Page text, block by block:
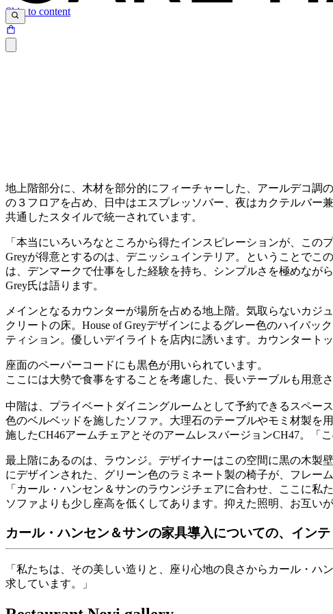
Skip to content
地上階部分に、木材を部分的にフィーチャーした、アールデコ調
の３フロアを占め、日中はエスプレッソバー、夜はカクテルバー
共通したスタイルで統一されています。
「本当にいろいろなところから得たインスピレーションが、こ
Greyが得意とするのは、デニッシュインテリア。ということで
は、デンマークで仕事をした経験を持ち、シンプルさを極めな
Grey氏は語ります。
メインとなるカウンターが場所を占める地上階。気取らないカ
クリートの床。House of Greyデザインによるグレー色のハイバ
ティション。優しいデイライトを店内に誘います。カウンタート
座面のペーパーコードにも黒色が用いられています。
ここには大勢で食事をすることを考慮した、長いテーブルも用意
中階は、プライベートダイニングルームとして予約できるスペー
色のベルベッドを施したソファ。大理石のテーブルやモミ材製を
施したCH46アームチェアとそのアームレスバージョンCH47。「
最上階にあるのは、ラウンジ。デザイナーはこの空間に黒の木製
にデザインされた、グリーン色のラミネート製の椅子が、フレー
「カール・ハンセン＆サンのラウンジチェアに合わせ、ここに
ソファよりも少し座高を低くしてあります。抑えた照明、お互い
カール・ハンセン＆サンの家具導入についての、イン
「私たちは、その美しい造りと、座り心地の良さからカール・
求しています。」